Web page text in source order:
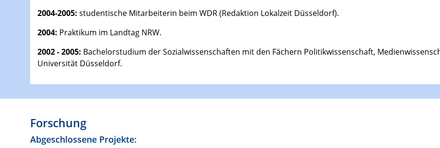
2004-2005: studentische Mitarbeiterin beim WDR (Redaktion Lokalzeit Düsseldorf).
2004: Praktikum im Landtag NRW.
2002 - 2005: Bachelorstudium der Sozialwissenschaften mit den Fächern Politikwissenschaft,
Universität Düsseldorf.
Forschung
Abgeschlossene Projekte: